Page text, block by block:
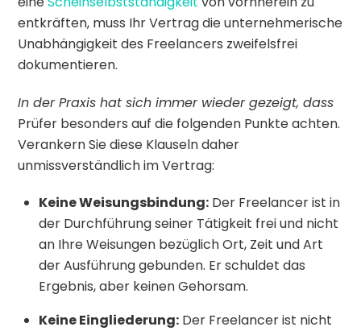
entkräften, muss Ihr Vertrag die unternehmerische
Unabhängigkeit des Freelancers zweifelsfrei
dokumentieren.
In der Praxis hat sich immer wieder gezeigt, dass
Prüfer besonders auf die folgenden Punkte achten.
Verankern Sie diese Klauseln daher
unmissverständlich im Vertrag:
Keine Weisungsbindung: Der Freelancer ist in
der Durchführung seiner Tätigkeit frei und nicht
an Ihre Weisungen bezüglich Ort, Zeit und Art
der Ausführung gebunden. Er schuldet das
Ergebnis, aber keinen Gehorsam.
Keine Eingliederung: Der Freelancer ist nicht